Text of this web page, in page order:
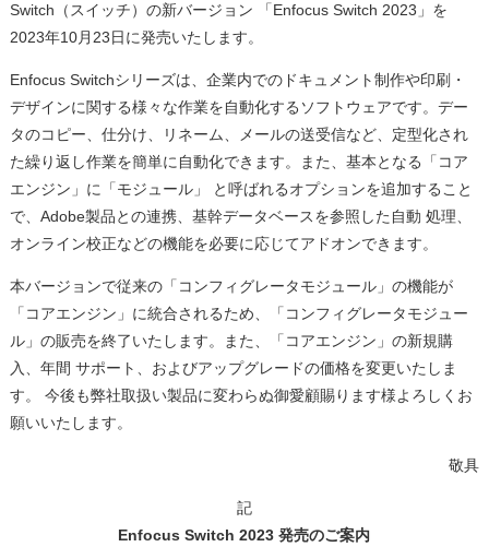
Switch（スイッチ）の新バージョン 「Enfocus Switch 2023」を
2023年10月23日に発売いたします。
Enfocus Switchシリーズは、企業内でのドキュメント制作や印刷・
デザインに関する様々な作業を自動化するソフトウェアです。デー
タのコピー、仕分け、リネーム、メールの送受信など、定型化され
た繰り返し作業を簡単に自動化できます。また、基本となる「コア
エンジン」に「モジュール」 と呼ばれるオプションを追加すること
で、Adobe製品との連携、基幹データベースを参照した自動 処理、
オンライン校正などの機能を必要に応じてアドオンできます。
本バージョンで従来の「コンフィグレータモジュール」の機能が
「コアエンジン」に統合されるため、「コンフィグレータモジュー
ル」の販売を終了いたします。また、「コアエンジン」の新規購
入、年間 サポート、およびアップグレードの価格を変更いたしま
す。 今後も弊社取扱い製品に変わらぬ御愛顧賜ります様よろしくお
願いいたします。
敬具
記
Enfocus Switch 2023 発売のご案内